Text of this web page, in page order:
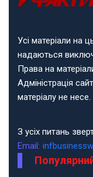
Усі матеріали на
надаються
Права на
Адміністрація
матеріалу не несе.
З усіх питань
Email: